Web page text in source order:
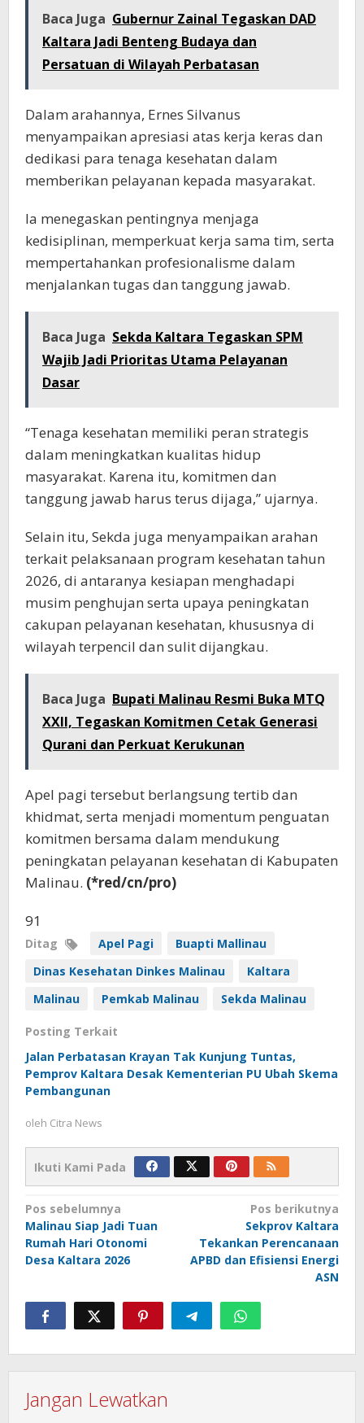
Baca Juga Gubernur Zainal Tegaskan DAD
Kaltara Jadi Benteng Budaya dan
Persatuan di Wilayah Perbatasan
Dalam arahannya, Ernes Silvanus
menyampaikan apresiasi atas kerja keras dan
dedikasi para tenaga kesehatan dalam
memberikan pelayanan kepada masyarakat.
Ia menegaskan pentingnya menjaga
kedisiplinan, memperkuat kerja sama tim, serta
mempertahankan profesionalisme dalam
menjalankan tugas dan tanggung jawab.
Baca Juga Sekda Kaltara Tegaskan SPM
Wajib Jadi Prioritas Utama Pelayanan
Dasar
“Tenaga kesehatan memiliki peran strategis
dalam meningkatkan kualitas hidup
masyarakat. Karena itu, komitmen dan
tanggung jawab harus terus dijaga,” ujarnya.
Selain itu, Sekda juga menyampaikan arahan
terkait pelaksanaan program kesehatan tahun
2026, di antaranya kesiapan menghadapi
musim penghujan serta upaya peningkatan
cakupan pelayanan kesehatan, khususnya di
wilayah terpencil dan sulit dijangkau.
Baca Juga Bupati Malinau Resmi Buka MTQ
XXII, Tegaskan Komitmen Cetak Generasi
Qurani dan Perkuat Kerukunan
Apel pagi tersebut berlangsung tertib dan
khidmat, serta menjadi momentum penguatan
komitmen bersama dalam mendukung
peningkatan pelayanan kesehatan di Kabupaten
Malinau. (*red/cn/pro)
91
Ditag Apel Pagi
Buapti Mallinau
Dinas Kesehatan Dinkes Malinau
Kaltara
Malinau
Pemkab Malinau Sekda Malinau
Posting Terkait
Jalan Perbatasan Krayan Tak Kunjung Tuntas,
Pemprov Kaltara Desak Kementerian PU Ubah Skema
Pembangunan
oleh Citra News
Ikuti Kami Pada
Navigasi
pos
Pos sebelumnya
Malinau Siap Jadi Tuan
Rumah Hari Otonomi
Desa Kaltara 2026
Pos berikutnya
Sekprov Kaltara
Tekankan Perencanaan
APBD dan Efisiensi Energi
ASN
Jangan Lewatkan